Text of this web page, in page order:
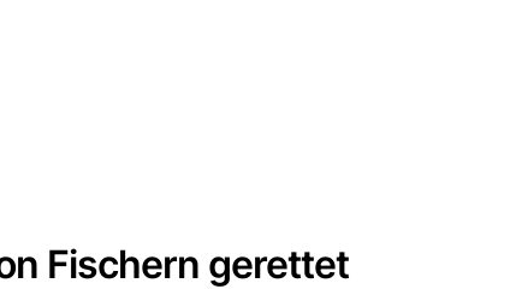
Fischern gerettet